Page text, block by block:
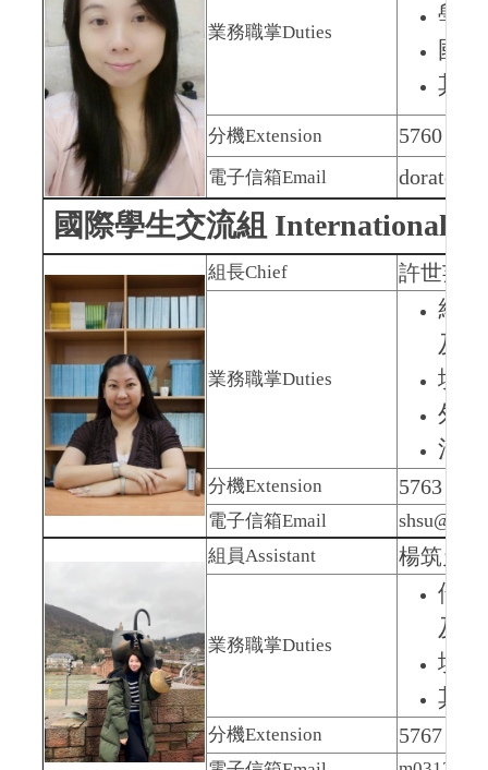
業務職掌Duties
學
國
其
分機Extension 5760
電子信箱Email
國際學生交流組 International
組長Chief 許世芸
業務職掌Duties
統
及
境
外
清
分機Extension 5763
電子信箱Email
組員Assistant 楊筑允
業務職掌Duties
僑
及
境
其
分機Extension 5767